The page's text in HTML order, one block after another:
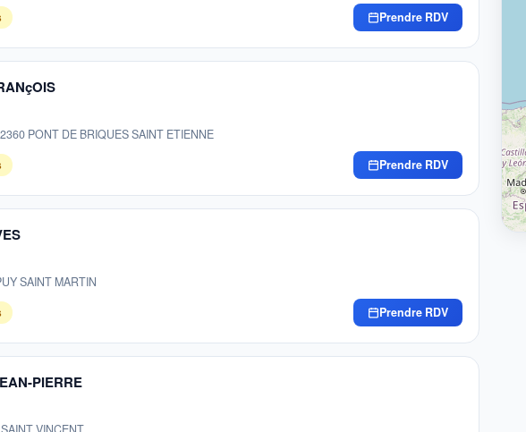
Prendre RDV
PONT DE BRIQUES SAINT ETIENNE
Prendre RDV
SAINT MARTIN
Prendre RDV
PIERRE